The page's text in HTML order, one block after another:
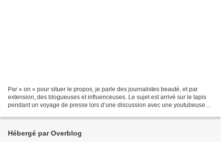
Par « on » pour situer le propos, je parle des journalistes beauté, et par
extension, des blogueuses et influenceuses. Le sujet est arrivé sur le tapis
pendant un voyage de presse lors d’une discussion avec une youtubeuse
Hébergé par Overblog